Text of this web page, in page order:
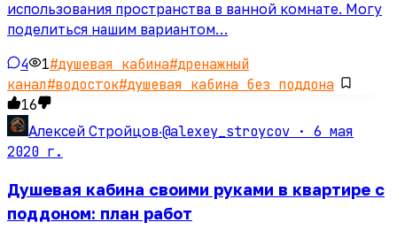
использования пространства в ванной комнате. Могу
поделиться нашим вариантом…
4 1#душевая кабина#дренажный
канал#водосток#душевая кабина без поддона
16
Алексей Стройцов·@alexey_stroycov · 6 мая
2020 г.
Душевая кабина своими руками в квартире с
поддоном: план работ